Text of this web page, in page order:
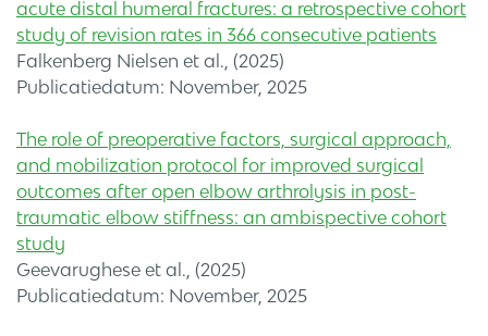
acute distal humeral fractures: a retrospective cohort
study of revision rates in 366 consecutive patients
Falkenberg Nielsen et al., (2025)
Publicatiedatum: November, 2025
The role of preoperative factors, surgical approach,
and mobilization protocol for improved surgical
outcomes after open elbow arthrolysis in post-
traumatic elbow stiffness: an ambispective cohort
study
Geevarughese et al., (2025)
Publicatiedatum: November, 2025